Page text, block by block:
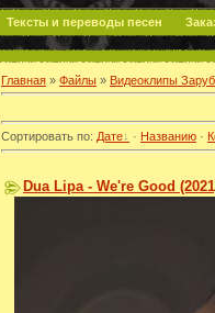
Тексты и переводы песен
Главная » Файлы » Видеоклипы
Сортировать по: Дате · Названию ·
Dua Lipa - We're Good